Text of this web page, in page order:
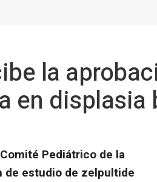
la
en
Pediátrico de la
de estudio de zelpultide